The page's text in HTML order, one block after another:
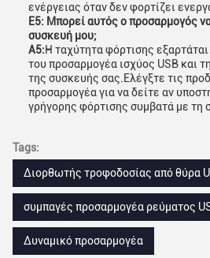
ενέργειας όταν δεν φορτίζει
Ε5: Μπορεί αυτός ο προσαρμογός
συσκευή μου;
Α5:Η ταχύτητα φόρτισης
του προσαρμογέα ισχύος USB και
της συσκευής σας.Ελέγξτε τις
προσαρμογέα για να δείτε αν
γρήγορης φόρτισης συμβατά με τη
Tags:
Διορθωτής τροφοδοσίας από θύρα
συμπαγές προσαρμογέα ρεύματος
Δυναμικό προσαρμογέα